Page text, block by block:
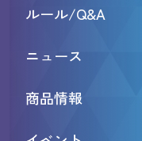
ルール/Q&A
ニュース
商品情報